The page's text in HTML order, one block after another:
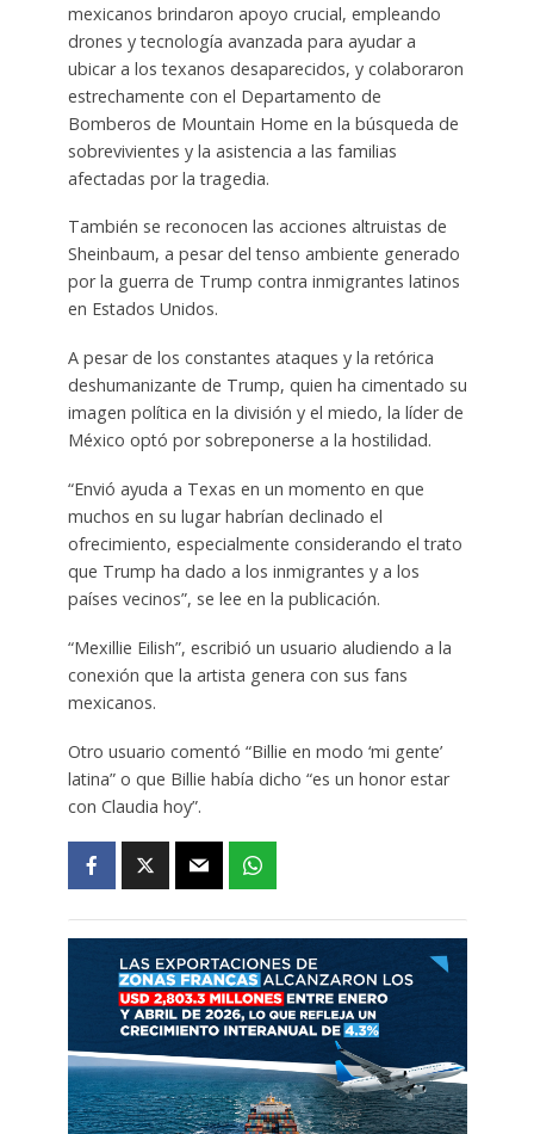
mexicanos brindaron apoyo crucial, empleando
drones y tecnología avanzada para ayudar a
ubicar a los texanos desaparecidos, y colaboraron
estrechamente con el Departamento de
Bomberos de Mountain Home en la búsqueda de
sobrevivientes y la asistencia a las familias
afectadas por la tragedia.
También se reconocen las acciones altruistas de
Sheinbaum, a pesar del tenso ambiente generado
por la guerra de Trump contra inmigrantes latinos
en Estados Unidos.
A pesar de los constantes ataques y la retórica
deshumanizante de Trump, quien ha cimentado su
imagen política en la división y el miedo, la líder de
México optó por sobreponerse a la hostilidad.
“Envió ayuda a Texas en un momento en que
muchos en su lugar habrían declinado el
ofrecimiento, especialmente considerando el trato
que Trump ha dado a los inmigrantes y a los
países vecinos”, se lee en la publicación.
“Mexillie Eilish”, escribió un usuario aludiendo a la
conexión que la artista genera con sus fans
mexicanos.
Otro usuario comentó “Billie en modo ‘mi gente’
latina” o que Billie había dicho “es un honor estar
con Claudia hoy”.